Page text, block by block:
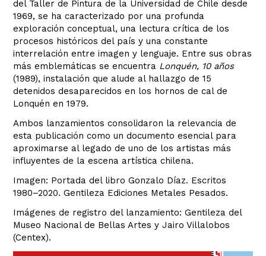
del Taller de Pintura de la Universidad de Chile desde
1969, se ha caracterizado por una profunda
exploración conceptual, una lectura crítica de los
procesos históricos del país y una constante
interrelación entre imagen y lenguaje. Entre sus obras
más emblemáticas se encuentra Lonquén, 10 años
(1989), instalación que alude al hallazgo de 15
detenidos desaparecidos en los hornos de cal de
Lonquén en 1979.
Ambos lanzamientos consolidaron la relevancia de
esta publicación como un documento esencial para
aproximarse al legado de uno de los artistas más
influyentes de la escena artística chilena.
Imagen: Portada del libro Gonzalo Díaz. Escritos
1980–2020. Gentileza Ediciones Metales Pesados.
Imágenes de registro del lanzamiento: Gentileza del
Museo Nacional de Bellas Artes y Jairo Villalobos
(Centex).